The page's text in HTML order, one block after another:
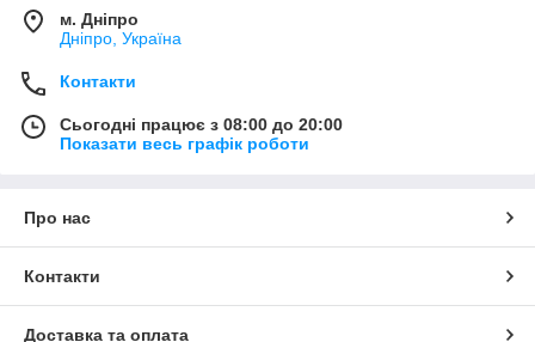
м. Дніпро
Дніпро, Україна
Контакти
Сьогодні працює з 08:00 до 20:00
Показати весь графік роботи
Про нас
Контакти
Доставка та оплата